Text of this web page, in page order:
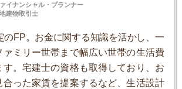
イナンシャル・プランナー
建物取引士
のFP。お金に関する知識を活かし、一
ァミリー世帯まで幅広い世帯の生活費
す。宅建士の資格も取得しており、お
合った家賃を提案するなど、生活設計